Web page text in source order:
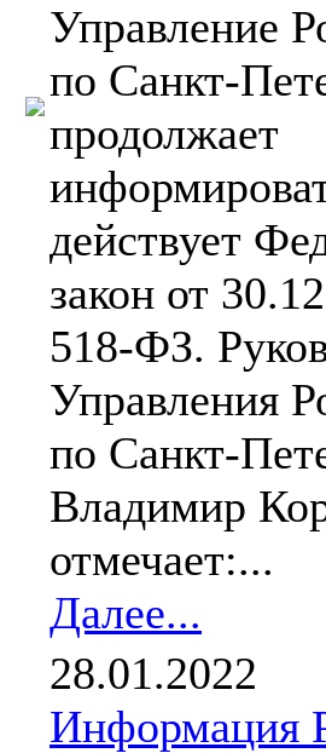
Управление
по Санкт-
продолжает
действует
закон от
518-ФЗ.
Управления
по Санкт-
Владимир
отмечает:...
Далее...
28.01.2022
Информация